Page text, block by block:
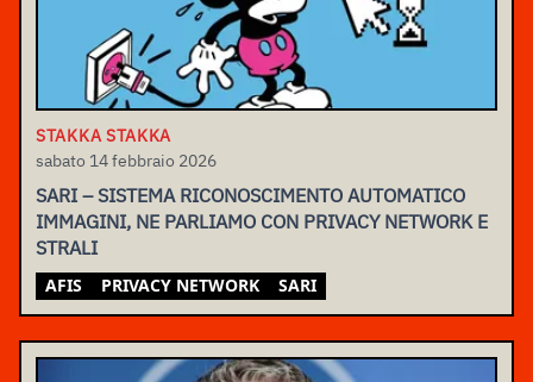
STAKKA STAKKA
sabato 14 febbraio 2026
SARI – SISTEMA RICONOSCIMENTO AUTOMATICO
IMMAGINI, NE PARLIAMO CON PRIVACY NETWORK E
STRALI
AFIS PRIVACY NETWORK SARI